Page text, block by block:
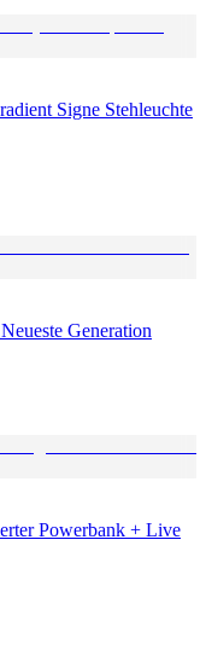
Signe Stehleuchte
Generation
Powerbank + Live